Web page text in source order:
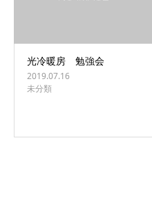
光冷暖房 勉強会
2019.07.16
未分類